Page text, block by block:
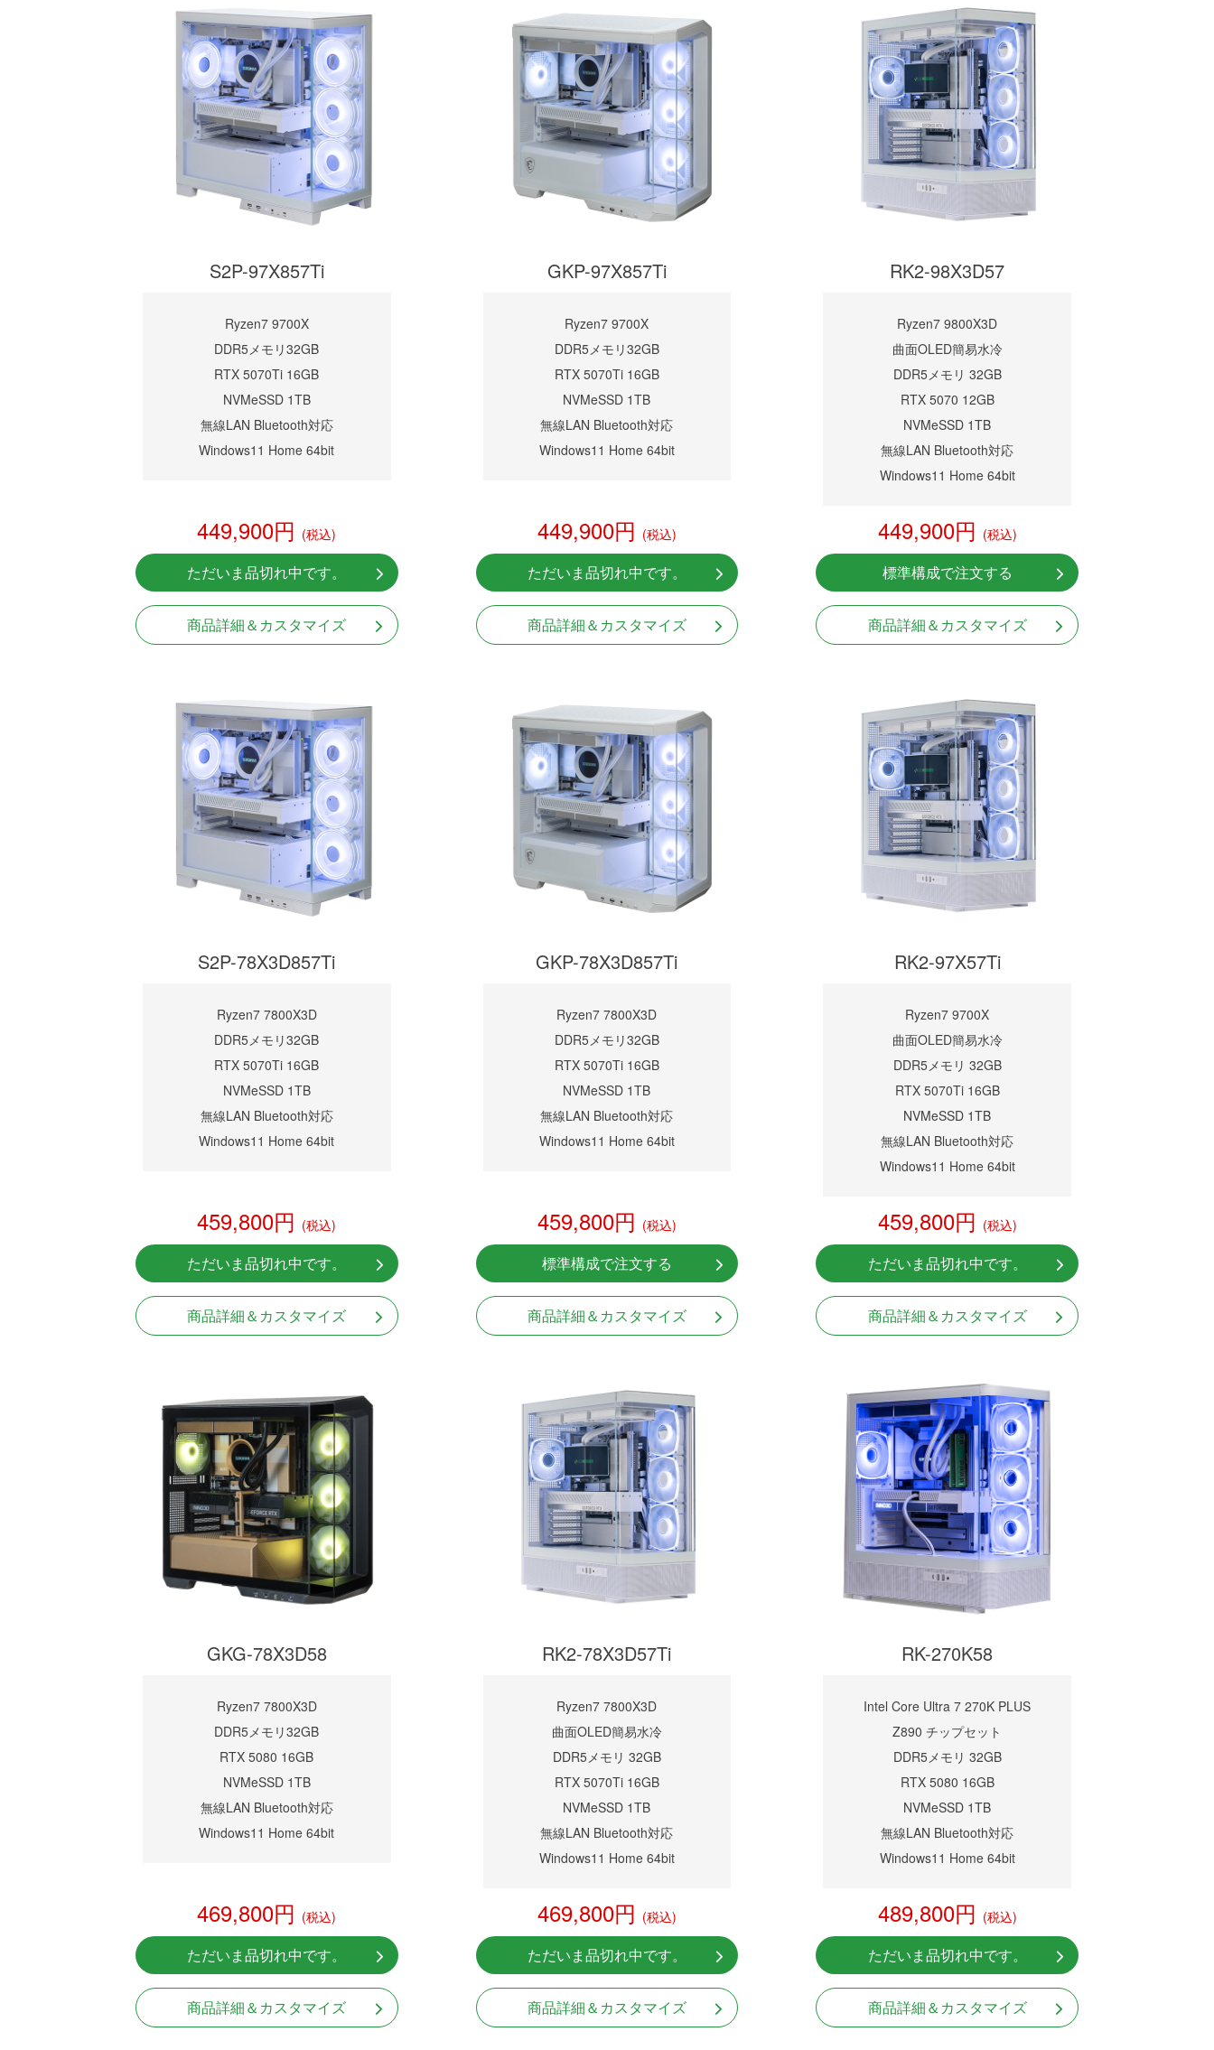
S2P-97X857Ti
Ryzen7 9700X
DDR5メモリ32GB
RTX 5070Ti 16GB
NVMeSSD 1TB
無線LAN Bluetooth対応
Windows11 Home 64bit
449,900円 (税込)
ただいま品切れ中です。
商品詳細＆カスタマイズ
GKP-97X857Ti
Ryzen7 9700X
DDR5メモリ32GB
RTX 5070Ti 16GB
NVMeSSD 1TB
無線LAN Bluetooth対応
Windows11 Home 64bit
449,900円 (税込)
ただいま品切れ中です。
商品詳細＆カスタマイズ
RK2-98X3D57
Ryzen7 9800X3D
曲面OLED簡易水冷
DDR5メモリ 32GB
RTX 5070 12GB
NVMeSSD 1TB
無線LAN Bluetooth対応
Windows11 Home 64bit
449,900円 (税込)
標準構成で注文する
商品詳細＆カスタマイズ
S2P-78X3D857Ti
Ryzen7 7800X3D
DDR5メモリ32GB
RTX 5070Ti 16GB
NVMeSSD 1TB
無線LAN Bluetooth対応
Windows11 Home 64bit
459,800円 (税込)
ただいま品切れ中です。
商品詳細＆カスタマイズ
GKP-78X3D857Ti
Ryzen7 7800X3D
DDR5メモリ32GB
RTX 5070Ti 16GB
NVMeSSD 1TB
無線LAN Bluetooth対応
Windows11 Home 64bit
459,800円 (税込)
標準構成で注文する
商品詳細＆カスタマイズ
RK2-97X57Ti
Ryzen7 9700X
曲面OLED簡易水冷
DDR5メモリ 32GB
RTX 5070Ti 16GB
NVMeSSD 1TB
無線LAN Bluetooth対応
Windows11 Home 64bit
459,800円 (税込)
ただいま品切れ中です。
商品詳細＆カスタマイズ
GKG-78X3D58
Ryzen7 7800X3D
DDR5メモリ32GB
RTX 5080 16GB
NVMeSSD 1TB
無線LAN Bluetooth対応
Windows11 Home 64bit
469,800円 (税込)
ただいま品切れ中です。
商品詳細＆カスタマイズ
RK2-78X3D57Ti
Ryzen7 7800X3D
曲面OLED簡易水冷
DDR5メモリ 32GB
RTX 5070Ti 16GB
NVMeSSD 1TB
無線LAN Bluetooth対応
Windows11 Home 64bit
469,800円 (税込)
ただいま品切れ中です。
商品詳細＆カスタマイズ
RK-270K58
Intel Core Ultra 7 270K PLUS
Z890 チップセット
DDR5メモリ 32GB
RTX 5080 16GB
NVMeSSD 1TB
無線LAN Bluetooth対応
Windows11 Home 64bit
489,800円 (税込)
ただいま品切れ中です。
商品詳細＆カスタマイズ